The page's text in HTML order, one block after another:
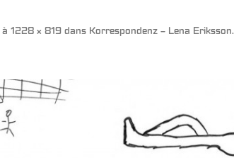
à 1228 × 819 dans Korrespondenz – Lena Eriksson.